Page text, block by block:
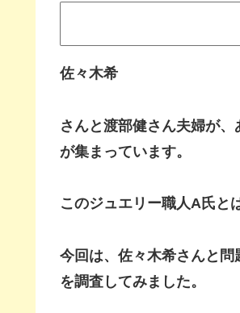
佐々木希
さんと渡部健さん夫婦が、
が集まっています。
このジュエリー職人A氏と
今回は、佐々木希さんと問
を調査してみました。